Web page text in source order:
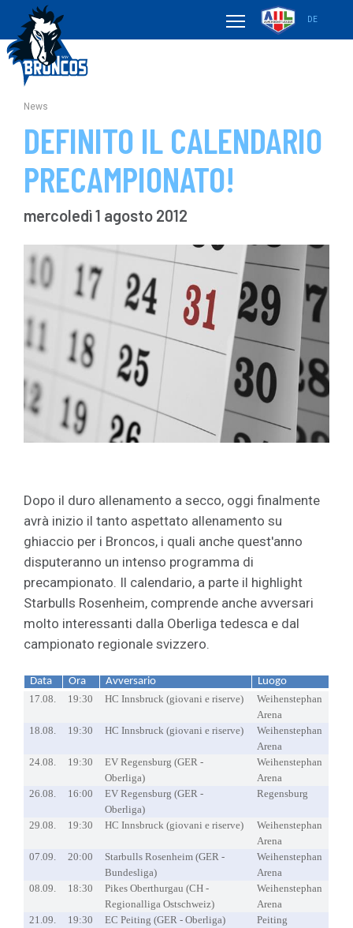
DE
News
DEFINITO IL CALENDARIO
PRECAMPIONATO!
mercoledì 1 agosto 2012
Dopo il duro allenamento a secco, oggi finalmente
avrà inizio il tanto aspettato allenamento su
ghiaccio per i Broncos, i quali anche quest'anno
disputeranno un intenso programma di
precampionato. Il calendario, a parte il highlight
Starbulls Rosenheim, comprende anche avversari
molto interessanti dalla Oberliga tedesca e dal
campionato regionale svizzero.
Data Ora Avversario
Luogo
17.08.
19:30 HC Innsbruck (giovani e riserve)
Weihenstephan
Arena
18.08.
19:30 HC Innsbruck (giovani e riserve)
Weihenstephan
Arena
24.08.
19:30
EV Regensburg (GER -
Oberliga)
Weihenstephan
Arena
26.08.
16:00
EV Regensburg (GER -
Oberliga)
Regensburg
29.08. 19:30 HC Innsbruck (giovani e riserve)
Weihenstephan
Arena
07.09.
20:00
Starbulls Rosenheim (GER -
Bundesliga)
Weihenstephan
Arena
08.09.
18:30
Pikes Oberthurgau (CH -
Regionalliga Ostschweiz)
Weihenstephan
Arena
21.09.
19:30 EC Peiting (GER - Oberliga)
Peiting